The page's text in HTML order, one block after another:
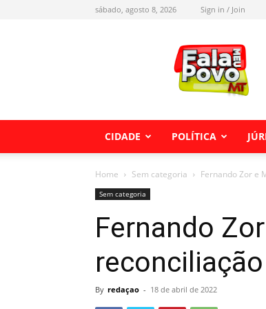
sábado, agosto 8, 2026 Sign in / Join
Fala
meu
Povo
MT
CIDADE POLÍTICA
Home Sem categoria Fernando Zor e
Sem categoria
Fernando
By redaçao - 18 de abril de 2022